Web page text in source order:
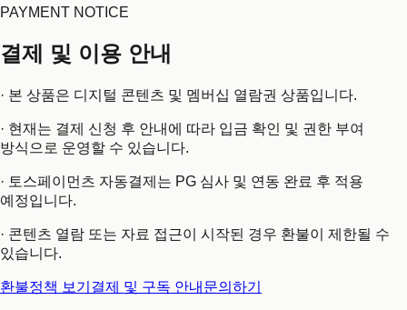
PAYMENT NOTICE
결제 및 이용 안내
· 본 상품은 디지털 콘텐츠 및 멤버십 열람권 상품입니다.
· 현재는 결제 신청 후 안내에 따라 입금 확인 및 권한 부여
방식으로 운영할 수 있습니다.
· 토스페이먼츠 자동결제는 PG 심사 및 연동 완료 후 적용
예정입니다.
· 콘텐츠 열람 또는 자료 접근이 시작된 경우 환불이 제한될 수
있습니다.
환불정책 보기 결제 및 구독 안내 문의하기